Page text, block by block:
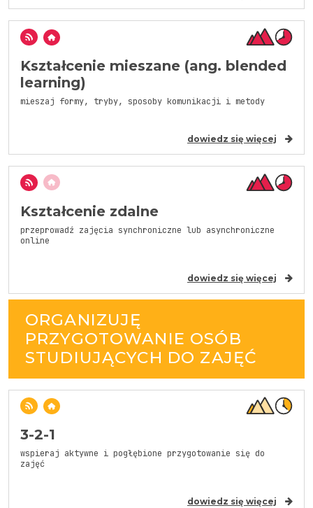
Kształcenie mieszane (ang. blended
learning)
mieszaj formy, tryby, sposoby komunikacji i metody
dowiedz się więcej
Kształcenie zdalne
przeprowadź zajęcia synchroniczne lub asynchroniczne
online
dowiedz się więcej
ORGANIZUJĘ
PRZYGOTOWANIE OSÓB
STUDIUJĄCYCH DO ZAJĘĆ
3-2-1
wspieraj aktywne i pogłębione przygotowanie się do
zajęć
dowiedz się więcej